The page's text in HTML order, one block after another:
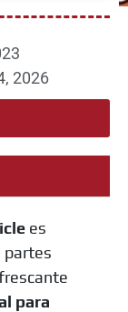
2026
es
partes
para